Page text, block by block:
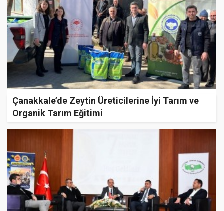
Çanakkale’de Zeytin Üreticilerine İyi Tarım ve
Organik Tarım Eğitimi